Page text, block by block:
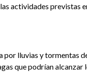
actividades
lluvias y tormentas
que podrían